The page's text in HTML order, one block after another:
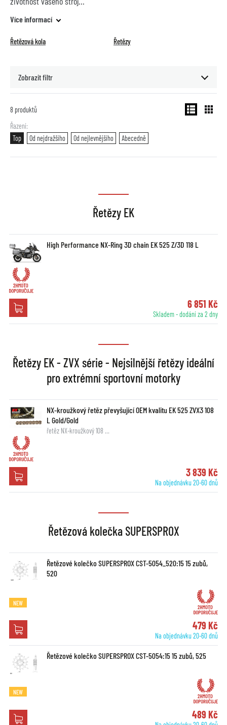
Více informací
Řetězová kola Řetězy
Zobrazit filtr
8 produktů
Řazení
Top
Od nejdražšího Od nejlevnějšího Abecedně
Řetězy EK
High Performance NX-Ring 3D chain EK 525 Z/3D 118 L
6 851 Kč
Skladem - dodání za 2 dny
Řetězy EK - ZVX série - Nejsilnější řetězy ideální
pro extrémní sportovní motorky
NX-kroužkový řetěz převyšující OEM kvalitu EK 525 ZVX3 108
L Gold/Gold
řetěz NX-kroužkový 108 …
3 839 Kč
Na objednávku 20-60 dnů
Řetězová kolečka SUPERSPROX
Řetězové kolečko SUPERSPROX CST-5054_520:15 15 zubů,
520
NEW
479 Kč
Na objednávku 20-60 dnů
Řetězové kolečko SUPERSPROX CST-5054:15 15 zubů, 525
NEW
489 Kč